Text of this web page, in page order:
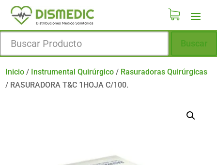
Buscar
Inicio / Instrumental Quirúrgico / Rasuradoras Quirúrgicas
/ RASURADORA T&C 1HOJA C/100.